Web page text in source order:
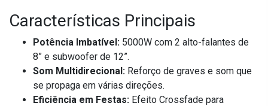
Características Principais
Potência Imbatível: 5000W com 2 alto-falantes de
8” e subwoofer de 12”.
Som Multidirecional: Reforço de graves e som que
se propaga em várias direções.
Eficiência em Festas: Efeito Crossfade para